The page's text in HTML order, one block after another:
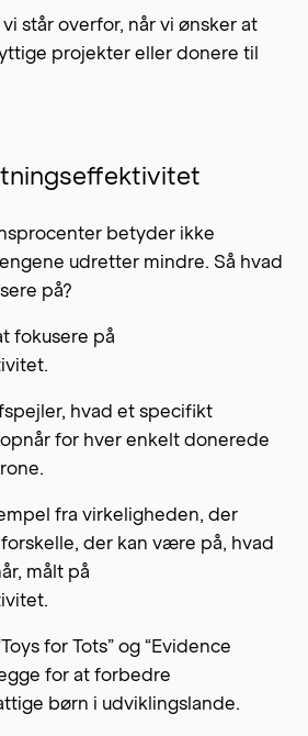
står overfor, når vi ønsker at
projekter eller donere til
betyder ikke
udretter mindre. Så hvad
på?
fokusere på
hvad et specifikt
for hver enkelt donerede
fra virkeligheden, der
der kan være på, hvad
målt på
for Tots” og “Evidence
for at forbedre
børn i udviklingslande.